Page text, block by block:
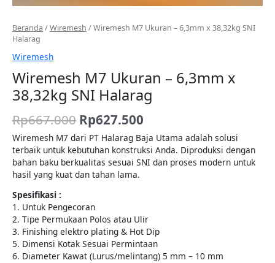
Beranda /Wiremesh / Wiremesh M7 Ukuran – 6,3mm x 38,32kg SNI
Halarag
Wiremesh
Wiremesh M7 Ukuran – 6,3mm x
38,32kg SNI Halarag
Rp667.000 Rp627.500
Wiremesh M7 dari PT Halarag Baja Utama adalah solusi
terbaik untuk kebutuhan konstruksi Anda. Diproduksi dengan
bahan baku berkualitas sesuai SNI dan proses modern untuk
hasil yang kuat dan tahan lama.
Spesifikasi :
1. Untuk Pengecoran
2. Tipe Permukaan Polos atau Ulir
3. Finishing elektro plating & Hot Dip
5. Dimensi Kotak Sesuai Permintaan
6. Diameter Kawat (Lurus/melintang) 5 mm – 10 mm